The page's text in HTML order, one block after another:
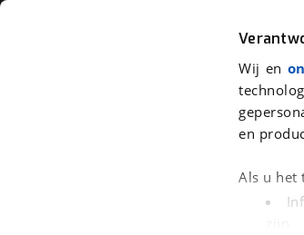
Wij en
en
Als u het
Auto
Fiets
We hebben 1 fiets voor